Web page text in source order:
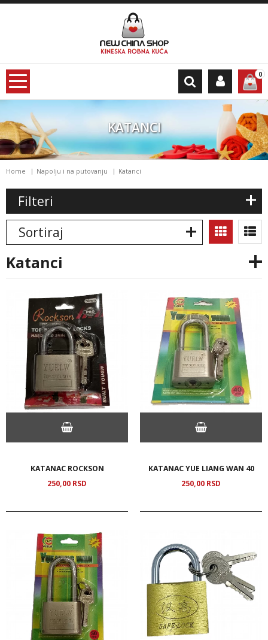
0
KATANCI
Home Napolju i na putovanju Katanci
Filteri
Sortiraj
katanci
KATANAC ROCKSON
250,00 RSD
KATANAC YUE LIANG WAN 40
250,00 RSD